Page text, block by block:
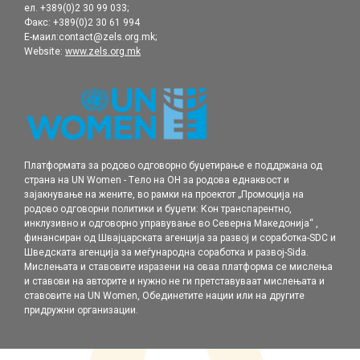
ел. +389(0)2 30 99 033;
Факс: +389(0)2 30 61 994
Е-маил:contact@zels.org.mk;
Website: www.zels.org.mk
Платформата за родово одговорно буџетирање е поддржана од
страна на UN Women - Tело на ОН за родова еднаквост и
зајакнување на жените, во рамки нa проектот „Промоција на
родовo одговорни политики и буџети: Кон транспарентно,
инклузивно и одговорно управување во Северна Македонија“ ,
финансиран од Швајцарската агенција за развој и соработка-SDC и
Шведската агенција за меѓународна соработка и развој-Sida.
Мислењата и ставовите изразени на оваа платформа се мислења
и ставови на авторите и нужно не ги претставуваат мислењата и
ставовите на UN Women, Обединетите нации или на другите
придружни организации.